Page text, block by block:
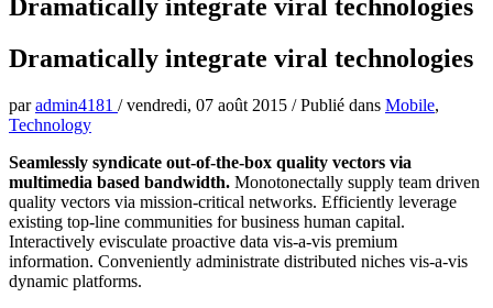
Dramatically integrate viral technologies
Dramatically integrate viral technologies
paradmin4181 /vendredi, 07 août 2015 /Publié dans Mobile,
Technology
Seamlessly syndicate out-of-the-box quality vectors via
multimedia based bandwidth. Monotonectally supply team driven
quality vectors via mission-critical networks. Efficiently leverage
existing top-line communities for business human capital.
Interactively evisculate proactive data vis-a-vis premium
information. Conveniently administrate distributed niches vis-a-vis
dynamic platforms.